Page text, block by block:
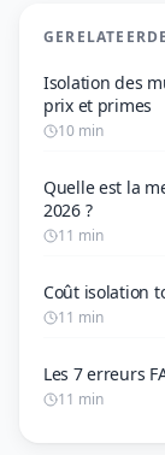
Isolation des
prix et primes
10 min
Quelle est la
2026 ?
11 min
Coût isolation
11 min
Les 7 erreurs
11 min